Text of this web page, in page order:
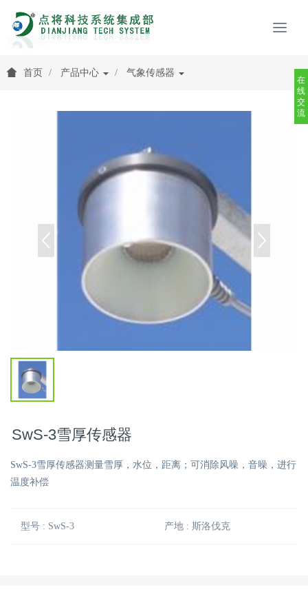
首页 产品中心 气象传感器
SwS-3雪厚传感器
SwS-3雪厚传感器测量雪厚，水位，距离；可消除风噪，音噪，进行
温度补偿
型号 : SwS-3 产地 : 斯洛伐克
在
线
交
流